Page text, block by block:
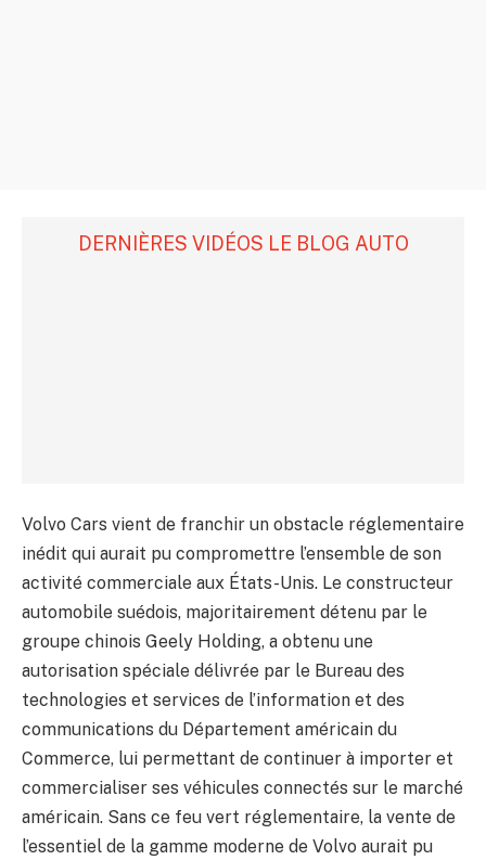
DERNIÈRES VIDÉOS LE BLOG AUTO
Volvo Cars vient de franchir un obstacle réglementaire
inédit qui aurait pu compromettre l’ensemble de son
activité commerciale aux États-Unis. Le constructeur
automobile suédois, majoritairement détenu par le
groupe chinois Geely Holding, a obtenu une
autorisation spéciale délivrée par le Bureau des
technologies et services de l’information et des
communications du Département américain du
Commerce, lui permettant de continuer à importer et
commercialiser ses véhicules connectés sur le marché
américain. Sans ce feu vert réglementaire, la vente de
l’essentiel de la gamme moderne de Volvo aurait pu